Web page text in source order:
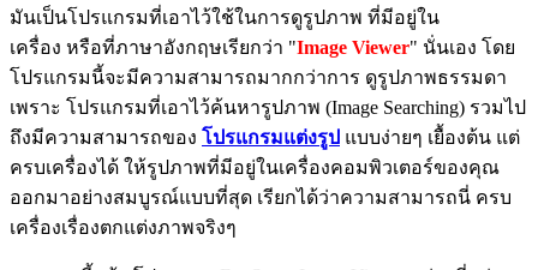
มันเป็นโปรแกรมที่เอาไว้ใช้ในการดูรูปภาพ ที่มีอยู่ใน
เครื่อง หรือที่ภาษาอังกฤษเรียกว่า "Image Viewer" นั่นเอง โดย
โปรแกรมนี้จะมีความสามารถมากกว่าการ ดูรูปภาพธรรมดา
เพราะ โปรแกรมที่เอาไว้ค้นหารูปภาพ (Image Searching) รวมไป
ถึงมีความสามารถของ โปรแกรมแต่งรูป แบบง่ายๆ เยื้องต้น แต่
ครบเครื่องได้ ให้รูปภาพที่มีอยู่ในเครื่องคอมพิวเตอร์ของคุณ
ออกมาอย่างสมบูรณ์แบบที่สุด เรียกได้ว่าความสามารถนี่ ครบ
เครื่องเรื่องตกแต่งภาพจริงๆ